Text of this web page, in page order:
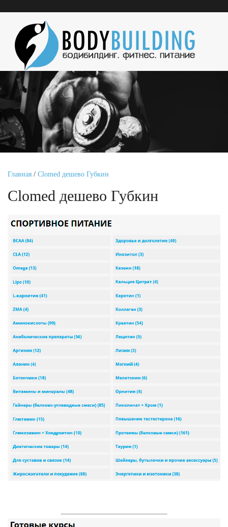
Главная / Clomed дешево Губкин
Clomed дешево Губкин